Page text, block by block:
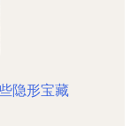
隐形宝藏